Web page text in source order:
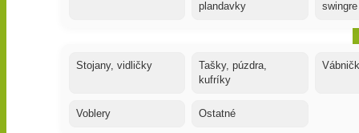
plandavky
swingre
Stojany, vidličky
Tašky, púzdra,
kufríky
Voblery Ostatné